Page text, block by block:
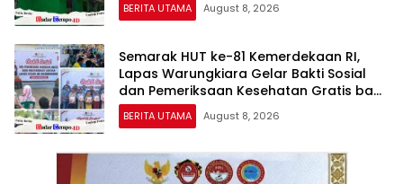
BERITA UTAMA August 8, 2026
Semarak HUT ke-81 Kemerdekaan RI,
Lapas Warungkiara Gelar Bakti Sosial
dan Pemeriksaan Kesehatan Gratis bagi
Masyarakat
BERITA UTAMA August 8, 2026